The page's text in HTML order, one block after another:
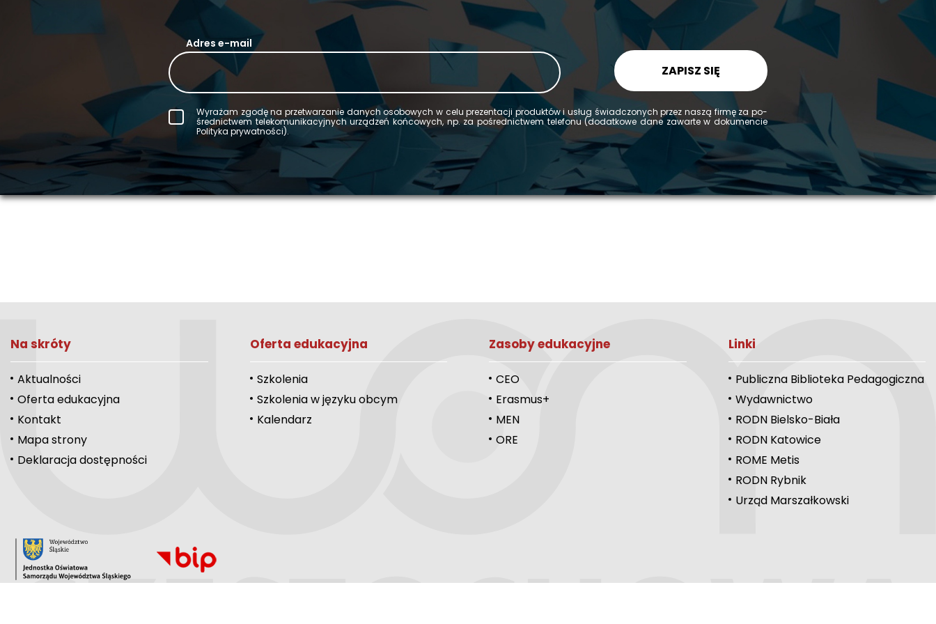
Adres e-mail
ZAPISZ SIĘ
Wy­ra­żam zgodę na prze­twa­rza­nie da­nych oso­bo­wych w celu pre­zen­ta­cji pro­duk­tów i usług świad­czo­nych przez naszą firmę za po­
śred­nic­twem te­le­ko­mu­ni­ka­cyj­nych urzą­dzeń koń­co­wych, np. za po­śred­nic­twem te­le­fo­nu (do­dat­ko­we dane za­war­te w do­ku­men­cie
Po­li­ty­ka pry­wat­no­ści).
Na skróty
Aktualności
Oferta edukacyjna
Kontakt
Mapa strony
Deklaracja dostępności
Oferta edukacyjna
Szkolenia
Szkolenia w języku obcym
Kalendarz
Zasoby edukacyjne
CEO
Erasmus+
MEN
ORE
Linki
Publiczna Biblioteka Pedagogiczna
Wydawnictwo
RODN Bielsko-Biała
RODN Katowice
ROME Metis
RODN Rybnik
Urząd Marszałkowski